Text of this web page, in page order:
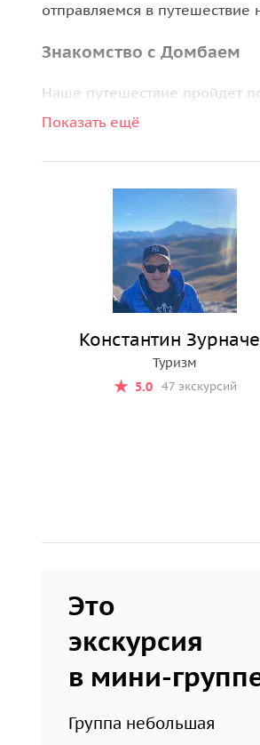
отправляемся в
Знакомство с Домбаем
Наше путешествие пройдет
знаменитый пятитысячник
Далее мы отправимся к
Следующей нашей
озере настолько чистая, что
В заключении нашего
насладимся горными
Показать ещё
Константин
Туризм
5.0
47 экскурсий
Это
экскурсия
в мини-
Группа небольшая